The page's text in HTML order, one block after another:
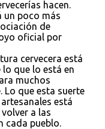
hacen.
un poco más
de
oficial por
cervecera está
que lo está en
muchos
Lo que esta suerte
está
a las
cada pueblo.